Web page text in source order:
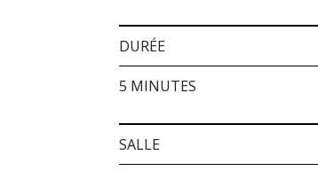
DURÉE
5 MINUTES
SALLE